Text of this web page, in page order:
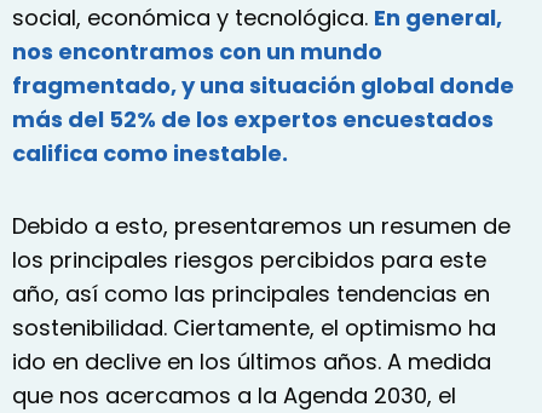
social, económica y tecnológica. En general,
nos encontramos con un mundo
fragmentado, y una situación global donde
más del 52% de los expertos encuestados
califica como inestable.
Debido a esto, presentaremos un resumen de
los principales riesgos percibidos para este
año, así como las principales tendencias en
sostenibilidad. Ciertamente, el optimismo ha
ido en declive en los últimos años. A medida
que nos acercamos a la Agenda 2030, el